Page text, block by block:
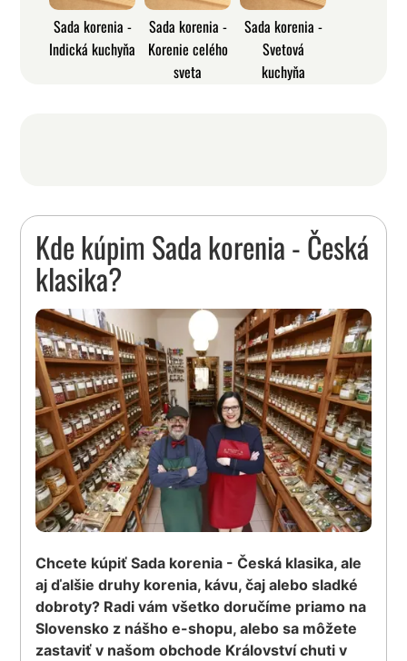
Sada korenia -
Indická kuchyňa
Sada korenia -
Korenie celého
sveta
Sada korenia -
Svetová
kuchyňa
Kde kúpim Sada korenia - Česká
klasika?
Chcete kúpiť Sada korenia - Česká klasika, ale
aj ďalšie druhy korenia, kávu, čaj alebo sladké
dobroty? Radi vám všetko doručíme priamo na
Slovensko z nášho e-shopu, alebo sa môžete
zastaviť v našom obchode Království chuti v